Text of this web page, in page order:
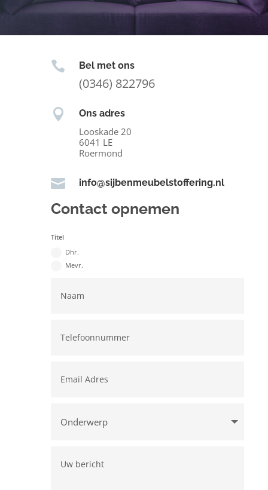
 Bel met ons
(0346) 822796
 Ons adres
Looskade 20
6041 LE
Roermond
 info@sijbenmeubelstoffering.nl
Contact opnemen
Titel
Dhr.
Mevr.